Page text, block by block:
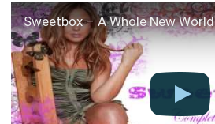
Sweetbox – A Whole New World